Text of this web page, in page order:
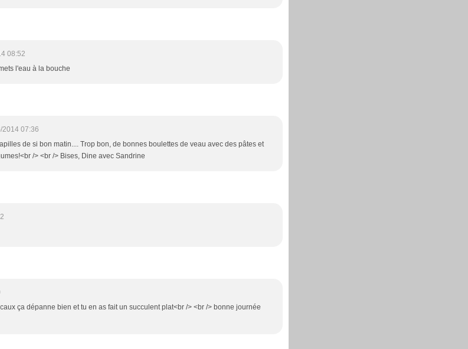
08:52
l'eau à la bouche
2014 07:36
de si bon matin.... Trop bon, de bonnes boulettes de veau avec des pâtes et
/> <br /> Bises, Dine avec Sandrine
ça dépanne bien et tu en as fait un succulent plat<br /> <br /> bonne journée